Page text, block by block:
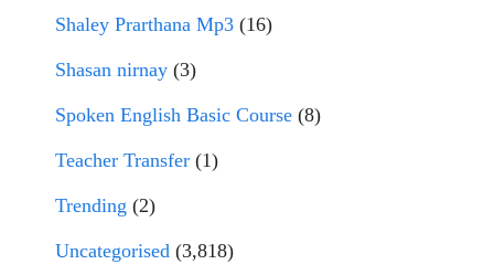
Shaley Prarthana Mp3 (16)
Shasan nirnay (3)
Spoken English Basic Course (8)
Teacher Transfer (1)
Trending (2)
Uncategorised (3,818)